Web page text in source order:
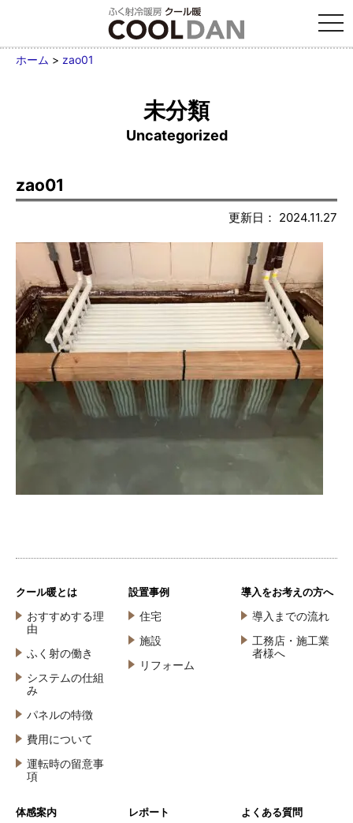
ホーム > zao01
未分類
Uncategorized
zao01
更新日： 2024.11.27
クール暖とは
おすすめする理
由
ふく射の働き
システムの仕組
み
パネルの特徴
費用について
運転時の留意事
項
設置事例
住宅
施設
リフォーム
導入をお考えの方へ
導入までの流れ
工務店・施工業
者様へ
体感案内 レポート よくある質問